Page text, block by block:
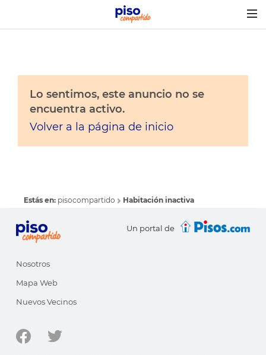
Lo sentimos, este anuncio no se
encuentra activo.
Volver a la página de inicio
Estás en: pisocompartido Habitación inactiva
Un portal de
Nosotros
Mapa Web
Nuevos Vecinos